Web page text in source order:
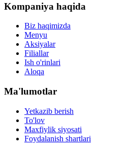
Kompaniya haqida
Biz haqimizda
Menyu
Aksiyalar
Filiallar
Ish o'rinlari
Aloqa
Ma'lumotlar
Yetkazib berish
To'lov
Maxfiylik siyosati
Foydalanish shartlari